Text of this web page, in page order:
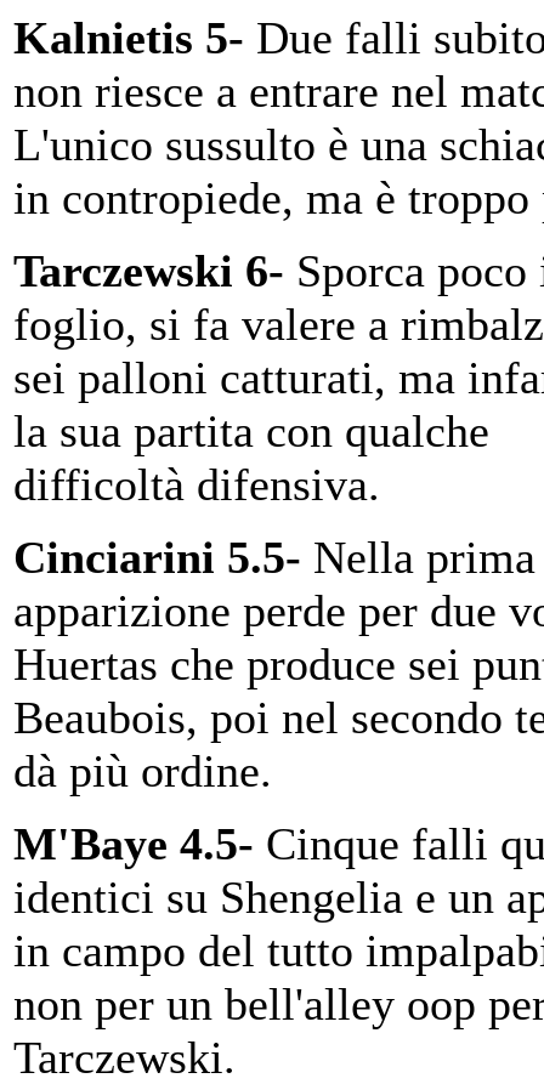
Kalnietis 5- Due falli
non riesce a entrare nel
L'unico sussulto è una
in contropiede, ma è troppo
Tarczewski 6- Sporca
foglio, si fa valere a
sei palloni catturati, ma
la sua partita con qualche
difficoltà difensiva.
Cinciarini 5.5- Nella prima
apparizione perde per due
Huertas che produce sei
Beaubois, poi nel secondo
dà più ordine.
M'Baye 4.5- Cinque falli
identici su Shengelia e un
in campo del tutto
non per un bell'alley oop
Tarczewski.